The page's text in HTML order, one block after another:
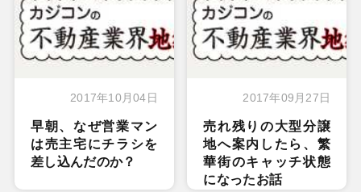
2017年10月04日
早朝、なぜ営業マン
は売主宅にチラシを
差し込んだのか？
2017年09月27日
売れ残りの大型分譲
地へ案内したら、繁
華街のキャッチ状態
になったお話